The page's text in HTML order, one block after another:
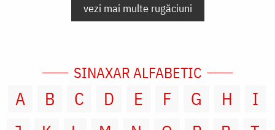
vezi mai multe rugăciuni
SINAXAR ALFABETIC
A B C D E F G H
I